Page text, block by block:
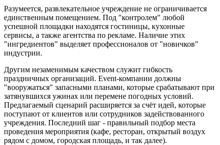
Разумеется, развлекательное учреждение не ограничивается
единственным помещением. Под "контролем" любой
успешной площадки находятся гостиницы, кухонные
сервисы, а также агентства по рекламе. Наличие этих
"ингредиентов" выделяет профессионалов от "новичков"
индустрии.
Другим незаменимым качеством служит гибкость
праздничных организаций. Event-компании должны
"вооружаться" запасными планами, которые срабатывают при
затянувшихся ужинах или перемене погодных условий.
Предлагаемый сценарий расширяется за счёт идей, которые
поступают от клиентов или сотрудников задействованного
учреждения. Последний шаг - правильный подбор места
проведения мероприятия (кафе, ресторан, открытый воздух
рядом с домом, городская площадь, и так далее).